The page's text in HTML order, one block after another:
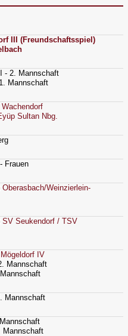
III (Freundschaftsspiel)
- 2. Mannschaft
Mannschaft
Sultan Nbg.
Frauen
Weinzierlein-
Seukendorf / TSV
IV
Mannschaft
Mannschaft
Mannschaft